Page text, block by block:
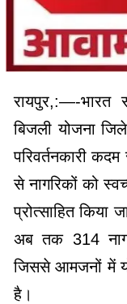
रायपुर,:—-भारत
बिजली योजना
परिवर्तनकारी
से नागरिकों को
प्रोत्साहित किया
अब तक 314
जिससे आमजनों में
है।